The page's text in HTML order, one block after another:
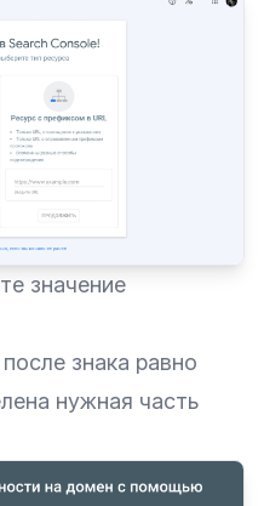
значение
знака равно
нужная часть